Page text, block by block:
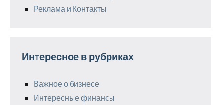
Реклама и Контакты
Интересное в рубриках
Важное о бизнесе
Интересные финансы